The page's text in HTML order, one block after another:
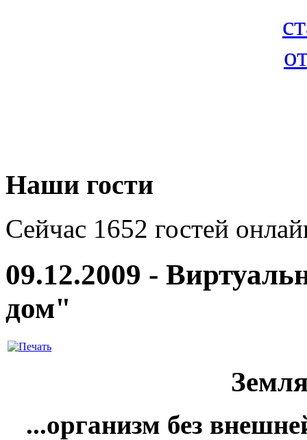
Наши гости
Сейчас 1652 гостей
09.12.2009 -
дом"
...организм без